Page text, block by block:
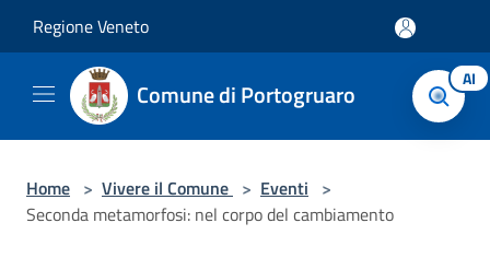
Regione Veneto
Comune di Portogruaro AI
Home > Vivere il Comune > Eventi >
Seconda metamorfosi: nel corpo del cambiamento